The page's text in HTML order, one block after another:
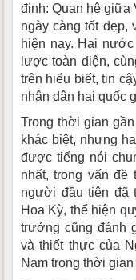
định: Quan hệ giữa
ngày càng tốt đẹp,
hiện nay. Hai
lược toàn diện,
trên hiểu biết, tin
nhân dân hai quốc
Trong thời gian
khác biệt, nhưng
được tiếng nói
nhất, trong vấn đề
người đầu tiên đã
Hoa Kỳ, thể hiện
trưởng cũng đánh
và thiết thực của
Nam trong thời gian